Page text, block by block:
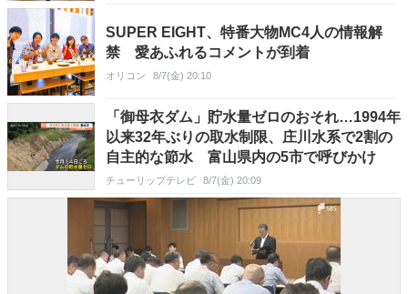
SUPER EIGHT、特番大物MC4人の情報解
禁 愛あふれるコメントが到着
オリコン 8/7(金) 20:10
「御母衣ダム」貯水量ゼロのおそれ…1994年
以来32年ぶりの取水制限、庄川水系で2割の
自主的な節水 富山県内の5市で呼びかけ
チューリップテレビ 8/7(金) 20:09